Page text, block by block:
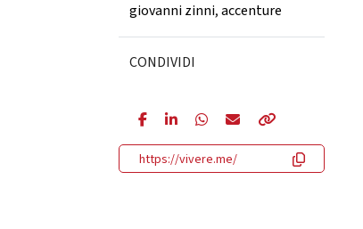
giovanni zinni,accenture
CONDIVIDI
https://vivere.me/